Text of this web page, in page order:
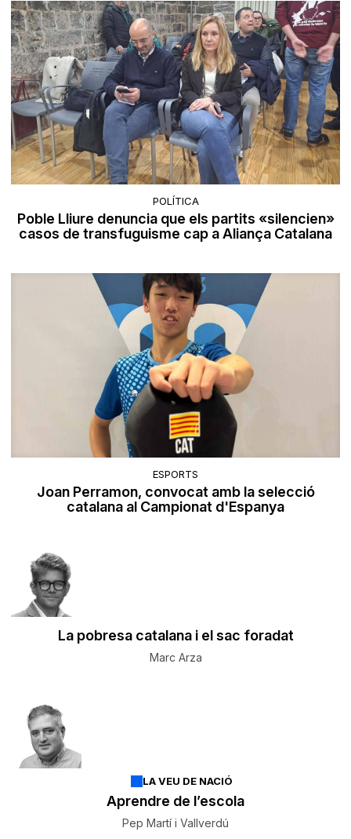
POLÍTICA
Poble Lliure denuncia que els partits «silencien»
casos de transfuguisme cap a Aliança Catalana
ESPORTS
Joan Perramon, convocat amb la selecció
catalana al Campionat d'Espanya
La pobresa catalana i el sac foradat
Marc Arza
LA VEU DE NACIÓ
Aprendre de l’escola
Pep Martí i Vallverdú